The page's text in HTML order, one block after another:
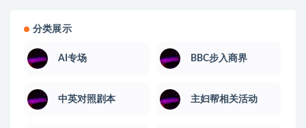
分类展示
AI专场 BBC步入商界
中英对照剧本 主妇帮相关活动